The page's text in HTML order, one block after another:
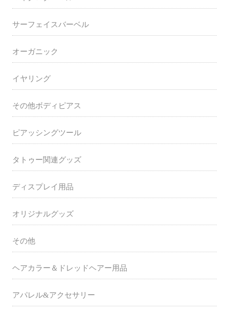
サーフェイスバーベル
オーガニック
イヤリング
その他ボディピアス
ピアッシングツール
タトゥー関連グッズ
ディスプレイ用品
オリジナルグッズ
その他
ヘアカラー＆ドレッドヘアー用品
アパレル&アクセサリー